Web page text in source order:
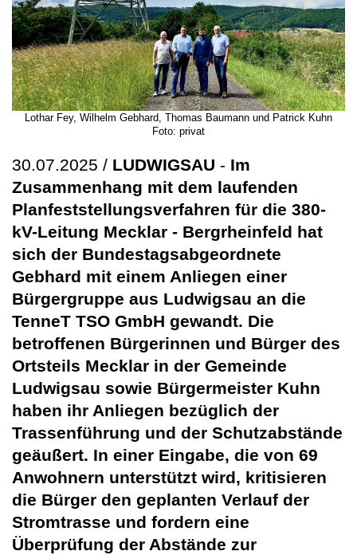
Lothar Fey, Wilhelm Gebhard, Thomas Baumann und Patrick Kuhn
Foto: privat
30.07.2025 / LUDWIGSAU - Im
Zusammenhang mit dem laufenden
Planfeststellungsverfahren für die 380-
kV-Leitung Mecklar - Bergrheinfeld hat
sich der Bundestagsabgeordnete
Gebhard mit einem Anliegen einer
Bürgergruppe aus Ludwigsau an die
TenneT TSO GmbH gewandt. Die
betroffenen Bürgerinnen und Bürger des
Ortsteils Mecklar in der Gemeinde
Ludwigsau sowie Bürgermeister Kuhn
haben ihr Anliegen bezüglich der
Trassenführung und der Schutzabstände
geäußert. In einer Eingabe, die von 69
Anwohnern unterstützt wird, kritisieren
die Bürger den geplanten Verlauf der
Stromtrasse und fordern eine
Überprüfung der Abstände zur